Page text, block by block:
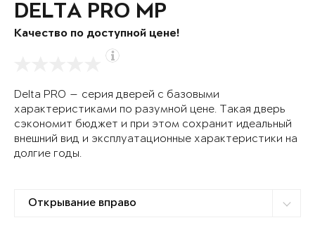
DELTA PRO MP
Качество по доступной цене!
Delta PRO — серия дверей с базовыми
характеристиками по разумной цене. Такая дверь
сэкономит бюджет и при этом сохранит идеальный
внешний вид и эксплуатационные характеристики на
долгие годы.